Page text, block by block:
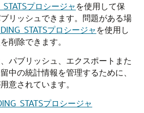
プロシージャを使用して保
リッシュできます。問題がある場
プロシージャを使用し
削除できます。
パブリッシュ、エクスポートまた
中の統計情報を管理するために、
意されています。
プロシージャ